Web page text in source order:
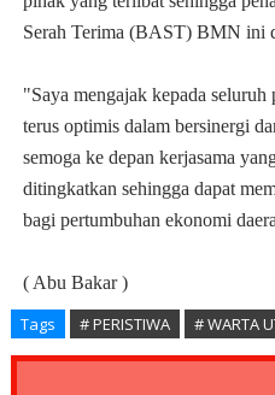
Serah Terima (BAST) BMN ini
"Saya mengajak kepada
terus optimis dalam bersinergi
semoga ke depan kerjasama
ditingkatkan sehingga dapat
bagi pertumbuhan ekonomi
( Abu Bakar )
Tags # PERISTIWA # WARTA